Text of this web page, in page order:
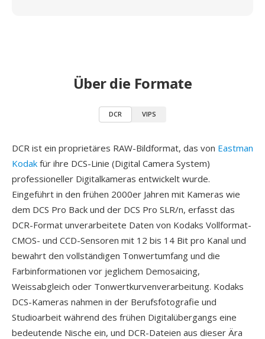
Über die Formate
DCR VIPS
DCR ist ein proprietäres RAW-Bildformat, das von Eastman
Kodak für ihre DCS-Linie (Digital Camera System)
professioneller Digitalkameras entwickelt wurde.
Eingeführt in den frühen 2000er Jahren mit Kameras wie
dem DCS Pro Back und der DCS Pro SLR/n, erfasst das
DCR-Format unverarbeitete Daten von Kodaks Vollformat-
CMOS- und CCD-Sensoren mit 12 bis 14 Bit pro Kanal und
bewahrt den vollständigen Tonwertumfang und die
Farbinformationen vor jeglichem Demosaicing,
Weissabgleich oder Tonwertkurvenverarbeitung. Kodaks
DCS-Kameras nahmen in der Berufsfotografie und
Studioarbeit während des frühen Digitalübergangs eine
bedeutende Nische ein, und DCR-Dateien aus dieser Ära